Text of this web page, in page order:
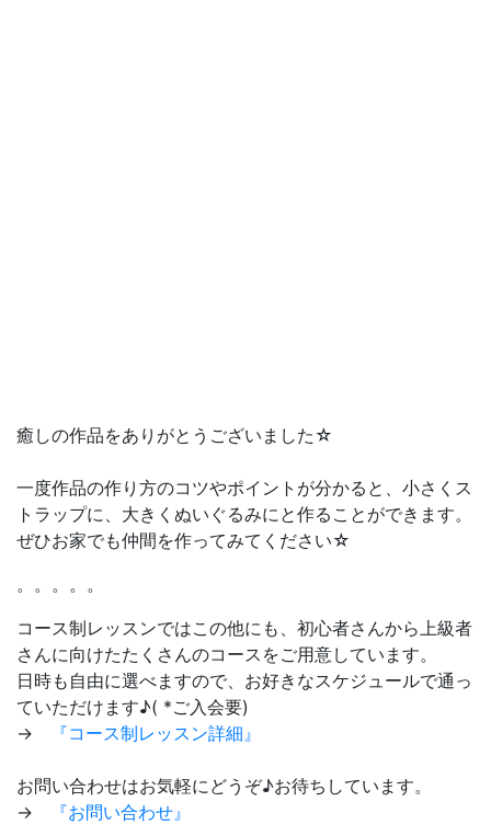
癒しの作品をありがとうございました☆
一度作品の作り方のコツやポイントが分かると、小さくス
トラップに、大きくぬいぐるみにと作ることができます。
ぜひお家でも仲間を作ってみてください☆
。。。。。
コース制レッスンではこの他にも、初心者さんから上級者
さんに向けたたくさんのコースをご用意しています。
日時も自由に選べますので、お好きなスケジュールで通っ
ていただけます♪( *ご入会要)
→
『コース制レッスン詳細』
お問い合わせはお気軽にどうぞ♪お待ちしています。
→
『お問い合わせ』